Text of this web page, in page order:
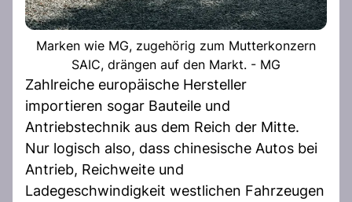
Marken wie MG, zugehörig zum Mutterkonzern
SAIC, drängen auf den Markt. - MG
Zahlreiche europäische Hersteller
importieren sogar Bauteile und
Antriebstechnik aus dem Reich der Mitte.
Nur logisch also, dass chinesische Autos bei
Antrieb, Reichweite und
Ladegeschwindigkeit westlichen Fahrzeugen